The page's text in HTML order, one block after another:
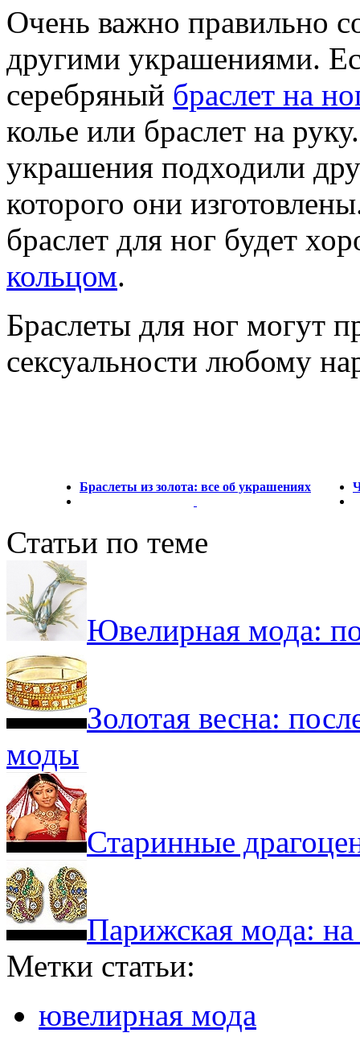
Очень важно правильно
другими украшениями.
серебряный браслет на
колье или браслет на
украшения подходили
которого они
браслет для ног будет
кольцом.
Браслеты для ног могут
сексуальности любому
Браслеты из золота: все об украшениях
Статьи по теме
Ювелирная мода:
Золотая весна:
моды
Старинные
Парижская мода:
Метки статьи:
ювелирная мода